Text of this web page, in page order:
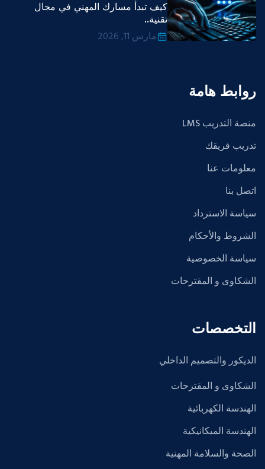
كيف تبدأ مسارك المهني في مجال
تقنية..
مارس 11, 2026
روابط هامة
منصة التدريب LMS
تدريب فريقك
معلومات عنا
اتصل بنا
سياسة الاسترداد
الشروط والأحكام
سياسة الخصوصية
الشكاوى و المقترحات
التخصصات
الديكور والتصميم الداخلي
الشكاوى و المقترحات
الهندسة الكهربائية
الهندسة الميكانيكية
الصحة والسلامة المهنية